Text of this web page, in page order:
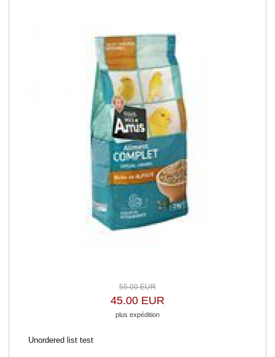
55.00 EUR
45.00 EUR
plus expédition
Unordered list test